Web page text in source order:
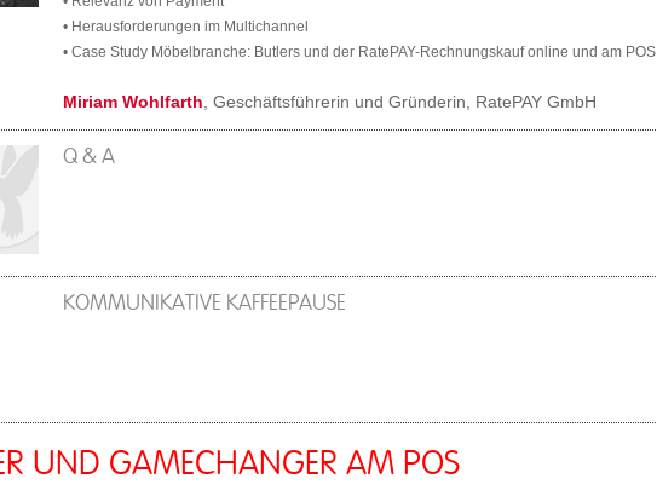
• Herausforderungen im Multichannel
• Case Study Möbelbranche: Butlers und der RatePAY-Rechnungskauf online und am POS
Miriam Wohlfarth, Geschäftsführerin und Gründerin, RatePAY GmbH
Q & A
KOMMUNIKATIVE KAFFEEPAUSE
UND GAMECHANGER AM POS